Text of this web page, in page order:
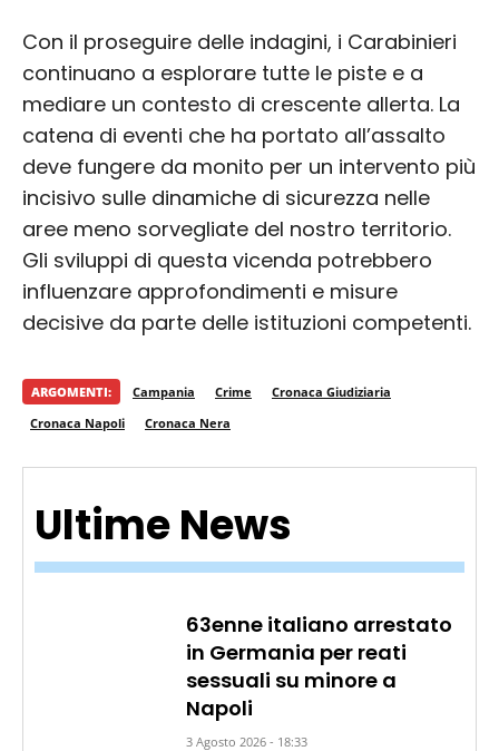
Ultime News
63enne italiano arrestato
in Germania per reati
sessuali su minore a
Napoli
3 Agosto 2026 - 18:33
Con il proseguire delle indagini, i Carabinieri
continuano a esplorare tutte le piste e a
mediare un contesto di crescente allerta. La
catena di eventi che ha portato all’assalto
deve fungere da monito per un intervento più
incisivo sulle dinamiche di sicurezza nelle
aree meno sorvegliate del nostro territorio.
Gli sviluppi di questa vicenda potrebbero
influenzare approfondimenti e misure
decisive da parte delle istituzioni competenti.
ARGOMENTI: Campania Crime
Cronaca Giudiziaria
Cronaca Napoli
Cronaca Nera